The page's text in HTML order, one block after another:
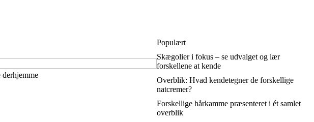
Populært
Skægolier i fokus – se udvalget og lær
forskellene at kende
Overblik: Hvad kendetegner de forskellige
natcremer?
Forskellige hårkamme præsenteret i ét samlet
overblik